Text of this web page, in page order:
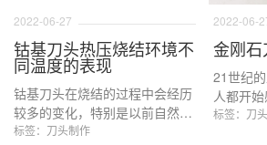
2022-06-27
钴基刀头热压烧结环境不
同温度的表现
钴基刀头在烧结的过程中会经历
较多的变化，特别是以前自然烧
结过程中，在烧结过程中不给任
标签：刀头制作
2022-06-
金刚
21世纪
人都开
保成为人
标签：刀